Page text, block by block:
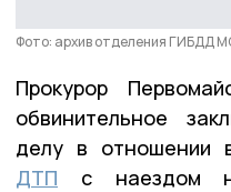
Фото: архив отделения ГИБДД
Прокурор
обвинительное
делу в отношении
ДТП с наездом